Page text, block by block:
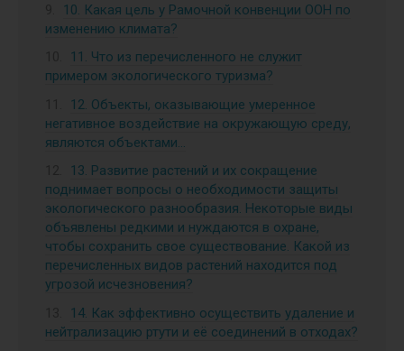
10. Какая цель у Рамочной конвенции ООН по
изменению климата?
11. Что из перечисленного не служит
примером экологического туризма?
12. Объекты, оказывающие умеренное
негативное воздействие на окружающую среду,
являются объектами…
13. Развитие растений и их сокращение
поднимает вопросы о необходимости защиты
экологического разнообразия. Некоторые виды
объявлены редкими и нуждаются в охране,
чтобы сохранить свое существование. Какой из
перечисленных видов растений находится под
угрозой исчезновения?
14. Как эффективно осуществить удаление и
нейтрализацию ртути и её соединений в отходах?